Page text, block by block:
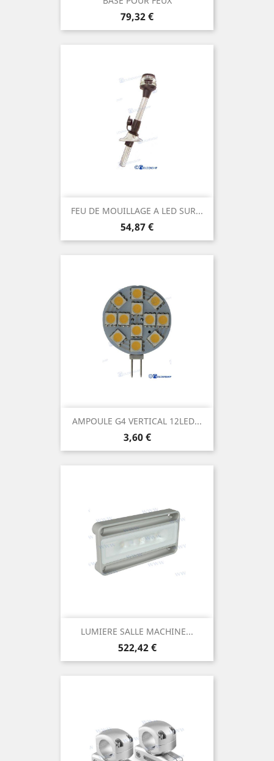
Prix
79,32 €
FEU DE MOUILLAGE A LED SUR...
Prix
54,87 €
AMPOULE G4 VERTICAL 12LED...
Prix
3,60 €
LUMIERE SALLE MACHINE...
Prix
522,42 €